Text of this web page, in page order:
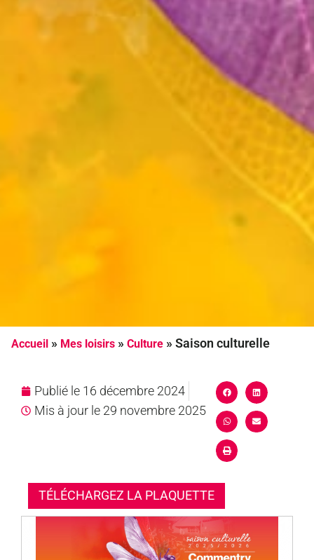
Accueil » Mes loisirs » Culture » Saison culturelle
Publié le 16 décembre 2024
Mis à jour le 29 novembre 2025
TÉLÉCHARGEZ LA PLAQUETTE